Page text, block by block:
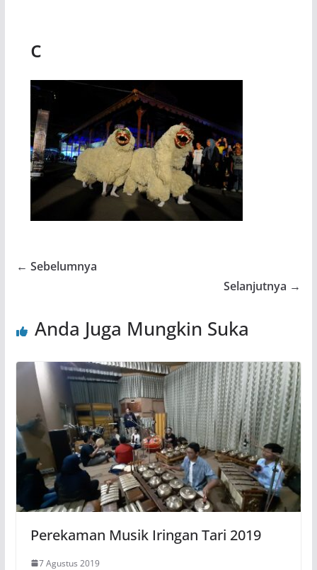
c
← Sebelumnya
Selanjutnya →
Anda Juga Mungkin Suka
Perekaman Musik Iringan Tari 2019
7 Agustus 2019